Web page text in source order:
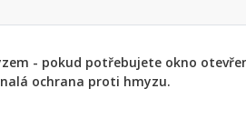
- pokud potřebujete okno
ochrana proti hmyzu.